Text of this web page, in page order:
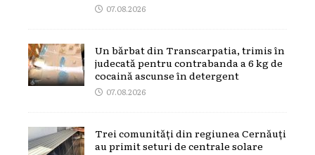
07.08.2026
Un bărbat din Transcarpatia, trimis în
judecată pentru contrabanda a 6 kg de
cocaină ascunse în detergent
07.08.2026
Trei comunități din regiunea Cernăuți
au primit seturi de centrale solare